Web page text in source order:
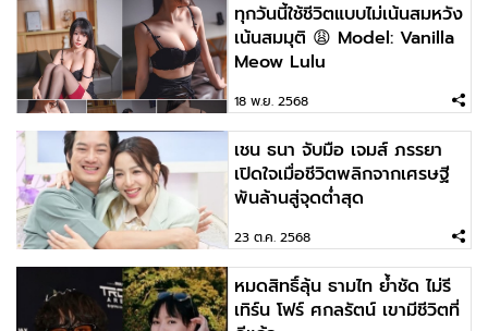
ทุกวันนี้ใช้ชีวิตแบบไม่เน้นสมหวัง
เน้นสมมุติ 😩 Model: Vanilla
Meow Lulu
18 พ.ย. 2568
เชน ธนา จับมือ เจมส์ ภรรยา
เปิดใจเมื่อชีวิตพลิกจากเศรษฐี
พันล้านสู่จุดต่ำสุด
23 ต.ค. 2568
หมดสิทธิ์ลุ้น ธามไท ย้ำชัด ไม่รี
เทิร์น โฟร์ ศกลรัตน์ เขามีชีวิตที่